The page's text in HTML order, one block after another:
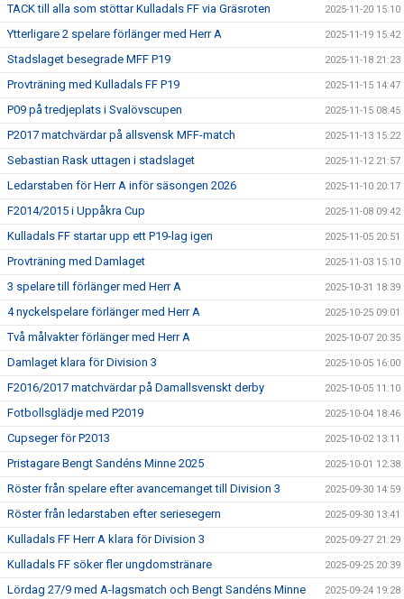
TACK till alla som stöttar Kulladals FF via Gräsroten 2025-11-20 15:10
Ytterligare 2 spelare förlänger med Herr A 2025-11-19 15:42
Stadslaget besegrade MFF P19 2025-11-18 21:23
Provträning med Kulladals FF P19 2025-11-15 14:47
P09 på tredjeplats i Svalövscupen 2025-11-15 08:45
P2017 matchvärdar på allsvensk MFF-match 2025-11-13 15:22
Sebastian Rask uttagen i stadslaget 2025-11-12 21:57
Ledarstaben för Herr A inför säsongen 2026 2025-11-10 20:17
F2014/2015 i Uppåkra Cup 2025-11-08 09:42
Kulladals FF startar upp ett P19-lag igen 2025-11-05 20:51
Provträning med Damlaget 2025-11-03 15:10
3 spelare till förlänger med Herr A 2025-10-31 18:39
4 nyckelspelare förlänger med Herr A 2025-10-25 09:01
Två målvakter förlänger med Herr A 2025-10-07 20:35
Damlaget klara för Division 3 2025-10-05 16:00
F2016/2017 matchvärdar på Damallsvenskt derby 2025-10-05 11:10
Fotbollsglädje med P2019 2025-10-04 18:46
Cupseger för P2013 2025-10-02 13:11
Pristagare Bengt Sandéns Minne 2025 2025-10-01 12:38
Röster från spelare efter avancemanget till Division 3 2025-09-30 14:59
Röster från ledarstaben efter seriesegern 2025-09-30 13:41
Kulladals FF Herr A klara för Division 3 2025-09-27 21:29
Kulladals FF söker fler ungdomstränare 2025-09-25 20:39
Lördag 27/9 med A-lagsmatch och Bengt Sandéns Minne 2025-09-24 19:28